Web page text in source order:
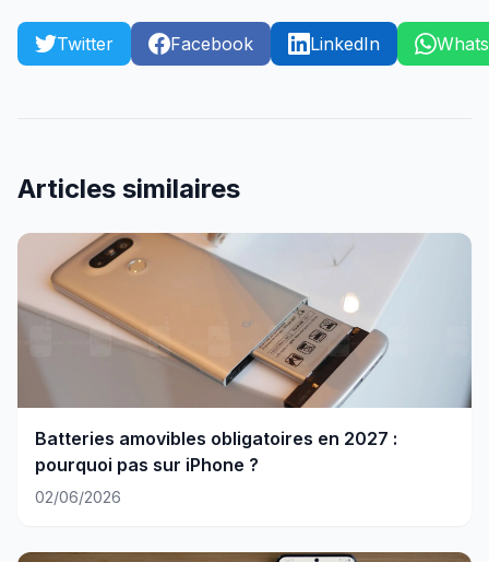
Twitter Facebook LinkedIn
Articles similaires
Batteries amovibles obligatoires en 2027 :
pourquoi pas sur iPhone ?
02/06/2026